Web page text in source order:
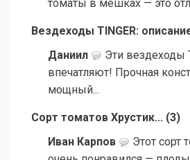
томаты в мешках — это
Вездеходы TINGER:
Даниил
Эти вездеходы
впечатляют! Прочная
мощный...
Сорт томатов Хрустик... (3)
Иван Карпов
Этот сорт